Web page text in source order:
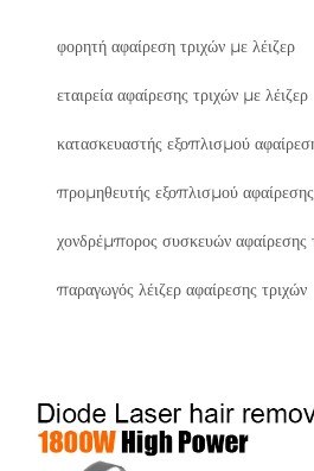
φορητή αφαίρεση τριχών με λέιζερ
εταιρεία αφαίρεσης τριχών με λέιζερ
κατασκευαστής εξοπλισμού
προμηθευτής εξοπλισμού
χονδρέμπορος συσκευών αφαίρεσης
παραγωγός λέιζερ αφαίρεσης τριχών